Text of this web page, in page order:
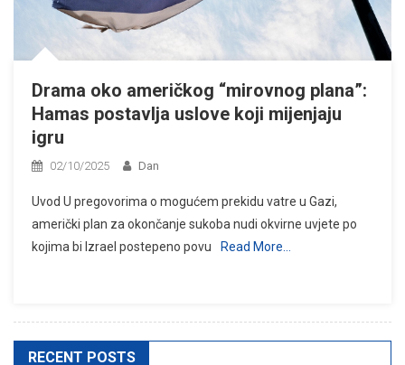
Drama oko američkog “mirovnog plana”:
Hamas postavlja uslove koji mijenjaju
igru
02/10/2025 Dan
Uvod U pregovorima o mogućem prekidu vatre u Gazi,
američki plan za okončanje sukoba nudi okvirne uvjete po
kojima bi Izrael postepeno povu
Read More…
RECENT POSTS